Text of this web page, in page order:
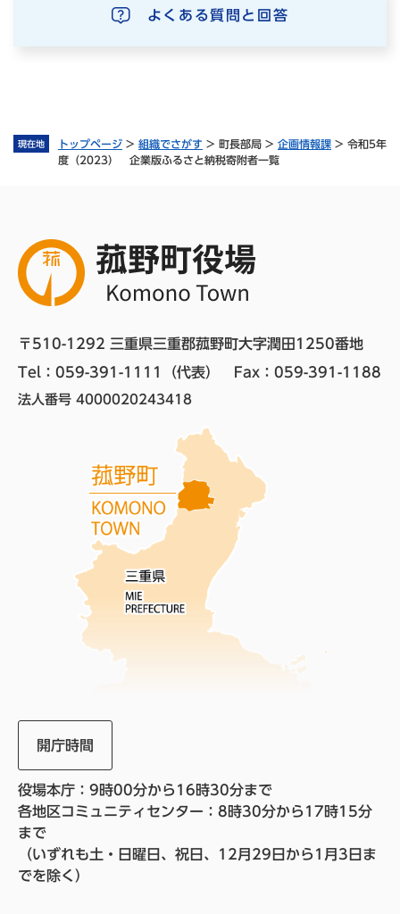
現在地 トップページ > 組織でさがす > 町長部局 > 企画情報課 > 令和5年
度（2023） 企業版ふるさと納税寄附者一覧
よくある質問と回答
〒510-1292 三重県三重郡菰野町大字潤田1250番地
Tel：059-391-1111（代表）
Fax：059-391-1188
法人番号 4000020243418
開庁時間
役場本庁：9時00分から16時30分まで
各地区コミュニティセンター：8時30分から17時15分
まで
（いずれも土・日曜日、祝日、12月29日から1月3日ま
でを除く）